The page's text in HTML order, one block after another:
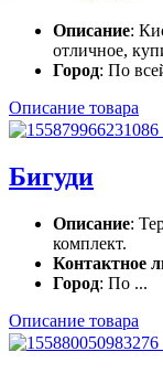
Описание:
отличное,
Город: По
Описание товара
Бигуди
Описание:
комплект.
Контактное
Город: По ...
Описание товара